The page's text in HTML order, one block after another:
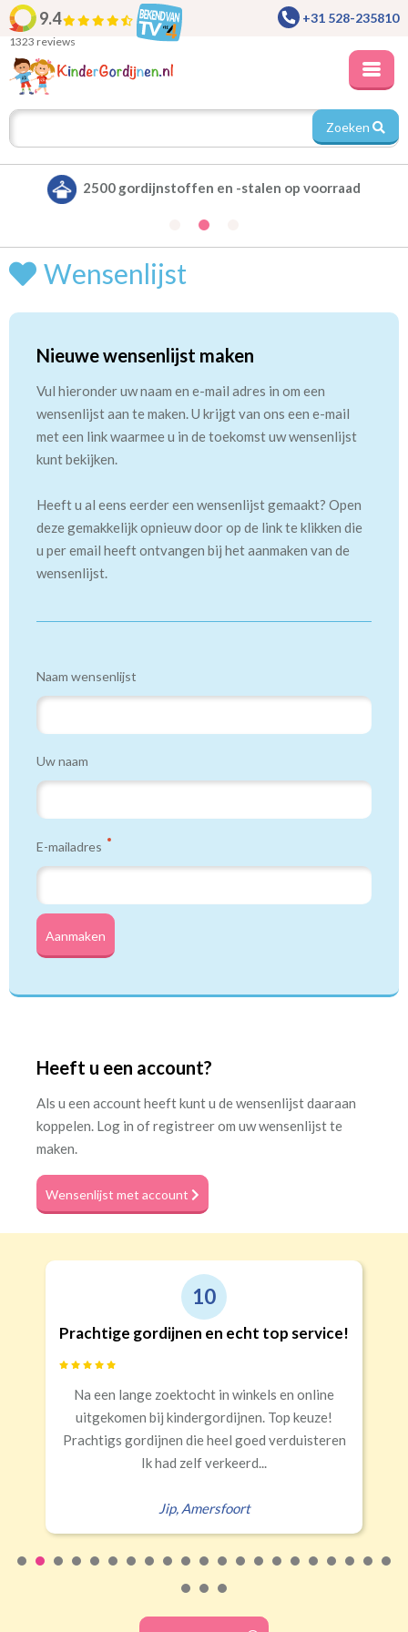
9.4
1323 reviews
+31 528-235810
Zoeken
2500 gordijnstoffen en -stalen op voorraad
Wensenlijst
Nieuwe wensenlijst maken
Vul hieronder uw naam en e-mail adres in om een
wensenlijst aan te maken. U krijgt van ons een e-mail
met een link waarmee u in de toekomst uw wensenlijst
kunt bekijken.
Heeft u al eens eerder een wensenlijst gemaakt? Open
deze gemakkelijk opnieuw door op de link te klikken die
u per email heeft ontvangen bij het aanmaken van de
wensenlijst.
Naam wensenlijst
Uw naam
E-mailadres
Aanmaken
Heeft u een account?
Als u een account heeft kunt u de wensenlijst daaraan
koppelen. Log in of registreer om uw wensenlijst te
maken.
Wensenlijst met account
10
Prachtige gordijnen en echt top service!
Na een lange zoektocht in winkels en online
uitgekomen bij kindergordijnen. Top keuze!
Prachtigs gordijnen die heel goed verduisteren
Ik had zelf verkeerd...
Jip, Amersfoort